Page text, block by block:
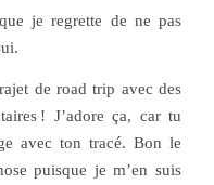
je regrette de ne pas
de road trip avec des
! J’adore ça, car tu
avec ton tracé. Bon le
puisque je m’en suis